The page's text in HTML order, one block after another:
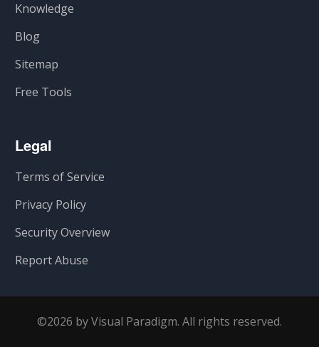
Knowledge
Blog
Sitemap
Free Tools
Legal
Terms of Service
Privacy Policy
Security Overview
Report Abuse
©2026 by Visual Paradigm. All rights reserved.